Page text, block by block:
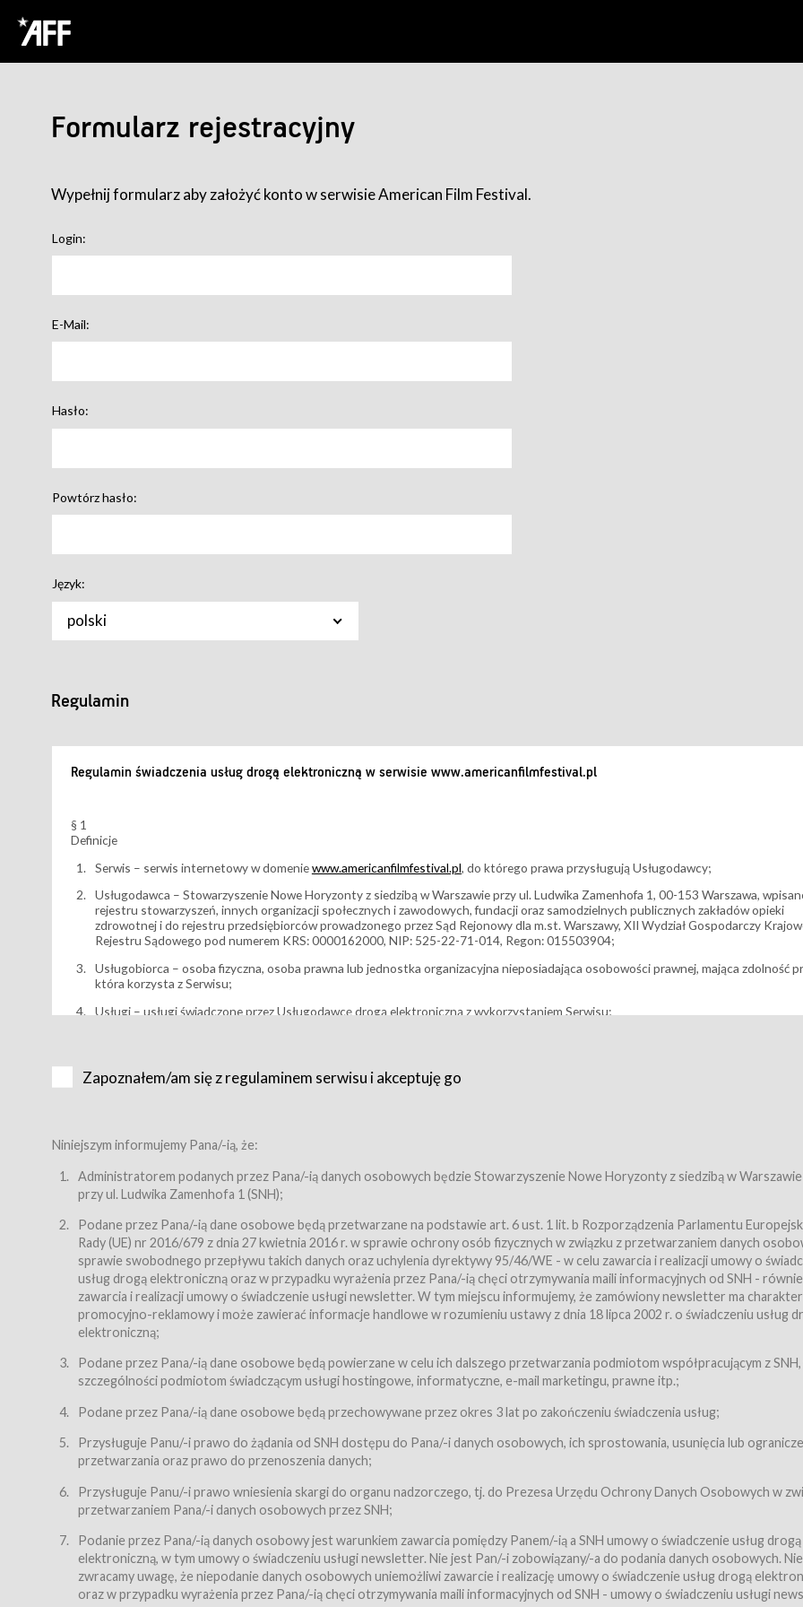
Formularz rejestracyjny
Wypełnij formularz aby założyć konto w serwisie American Film Festival.
Login:
E-Mail:
Hasło:
Powtórz hasło:
Język:
polski
Regulamin
Regulamin świadczenia usług drogą elektroniczną w serwisie www.americanfilmfestival.pl
§ 1
Definicje
Serwis – serwis internetowy w domeniewww.americanfilmfestival.pl, do którego prawa przysługują Usługodawcy;
Usługodawca – Stowarzyszenie Nowe Horyzonty z siedzibą w Warszawie przy ul. Ludwika Zamenhofa 1, 00-153 Warszawa,
rejestru stowarzyszeń, innych organizacji społecznych i zawodowych, fundacji oraz samodzielnych publicznych zakładów opieki
zdrowotnej i do rejestru przedsiębiorców prowadzonego przez Sąd Rejonowy dla m.st. Warszawy, XII Wydział Gospodarczy
Rejestru Sądowego pod numerem KRS: 0000162000, NIP: 525-22-71-014, Regon: 015503904;
Usługobiorca – osoba fizyczna, osoba prawna lub jednostka organizacyjna nieposiadająca osobowości prawnej, mająca zdolność
która korzysta z Serwisu;
Usługi – usługi świadczone przez Usługodawcę drogą elektroniczną z wykorzystaniem Serwisu;
Karnety – wybrane dokumenty potwierdzające zawarcie umowy z Usługodawcą i uprawniające do wzięcia udziału w Wydarzeniu,
Bilety – wybrane dokumenty potwierdzające zawarcie umowy z Usługodawcą i uprawniające do wzięcia udziału w Wydarzeniu,
przewidziane przez Usługodawcę dla danego Wydarzenia, tj. uprawniające do uczestnictwa w wielu albo w pojedynczych seansach
filmowych, wydarzeniach specjalnych i koncertach;
Sklep – sklep internetowy prowadzony przez Usługodawcę w Serwisie;
Regulamin – niniejszy regulamin.
§ 2
Postanowienia ogólne
Regulamin określa zasady:
świadczenia Usługobiorcom Usług przez Usługodawcę, z zastrzeżeniem usług, o których mowa w ust. 2 pkt. 4 i 5 poniżej,
zasady świadczenia precyzują odrębne regulaminy,
przetwarzania przez Usługodawcę danych osobowych Usługobiorców będących osobami fizycznymi.
Usługodawca świadczy w szczególności następujące Usługi:Usługodawca świadczy Usługi drogą elektroniczną w rozumieniu
dnia 18 lipca 2002 r. o świadczeniu usług drogą elektroniczną (Dz.U. z 2002 r., Nr 144, poz. 1204, z późń. zm.). Usługi świadczone są
nieodpłatnie.
usługę przeglądania i odczytywania przez Usługobiorców materiałów zamieszczanych w Serwisie,
usługę newsletter,
usługę zawierania na odległość umów nabycia Karnetów i Biletów,
usługę zawierania na odległość umów sprzedaży w Sklepie.
Usługodawca świadczy Usługi drogą elektroniczną w rozumieniu ustawy z dnia 18 lipca 2002 r. o świadczeniu usług drogą
(Dz.U. z 2002 r., Nr 144, poz. 1204, z późń. zm.). Usługi świadczone są nieodpłatnie.
Zapoznałem/am się z regulaminem serwisu i akceptuję go
Niniejszym informujemy Pana/-ią, że:
Administratorem podanych przez Pana/-ią danych osobowych będzie Stowarzyszenie Nowe Horyzonty z siedzibą w
przy ul. Ludwika Zamenhofa 1 (SNH);
Podane przez Pana/-ią dane osobowe będą przetwarzane na podstawie art. 6 ust. 1 lit. b Rozporządzenia Parlamentu
Rady (UE) nr 2016/679 z dnia 27 kwietnia 2016 r. w sprawie ochrony osób fizycznych w związku z przetwarzaniem danych
sprawie swobodnego przepływu takich danych oraz uchylenia dyrektywy 95/46/WE - w celu zawarcia i realizacji umowy o
usług drogą elektroniczną oraz w przypadku wyrażenia przez Pana/-ią chęci otrzymywania maili informacyjnych od SNH -
zawarcia i realizacji umowy o świadczenie usługi newsletter. W tym miejscu informujemy, że zamówiony newsletter ma charakter
promocyjno-reklamowy i może zawierać informacje handlowe w rozumieniu ustawy z dnia 18 lipca 2002 r. o świadczeniu usług
elektroniczną;
Podane przez Pana/-ią dane osobowe będą powierzane w celu ich dalszego przetwarzania podmiotom współpracującym z
szczególności podmiotom świadczącym usługi hostingowe, informatyczne, e-mail marketingu, prawne itp.;
Podane przez Pana/-ią dane osobowe będą przechowywane przez okres 3 lat po zakończeniu świadczenia usług;
Przysługuje Panu/-i prawo do żądania od SNH dostępu do Pana/-i danych osobowych, ich sprostowania, usunięcia lub
przetwarzania oraz prawo do przenoszenia danych;
Przysługuje Panu/-i prawo wniesienia skargi do organu nadzorczego, tj. do Prezesa Urzędu Ochrony Danych Osobowych w
przetwarzaniem Pana/-i danych osobowych przez SNH;
Podanie przez Pana/-ią danych osobowy jest warunkiem zawarcia pomiędzy Panem/-ią a SNH umowy o świadczenie usług drogą
elektroniczną, w tym umowy o świadczeniu usługi newsletter. Nie jest Pan/-i zobowiązany/-a do podania danych osobowych.
zwracamy uwagę, że niepodanie danych osobowych uniemożliwi zawarcie i realizację umowy o świadczenie usług drogą
oraz w przypadku wyrażenia przez Pana/-ią chęci otrzymywania maili informacyjnych od SNH - umowy o świadczeniu usługi